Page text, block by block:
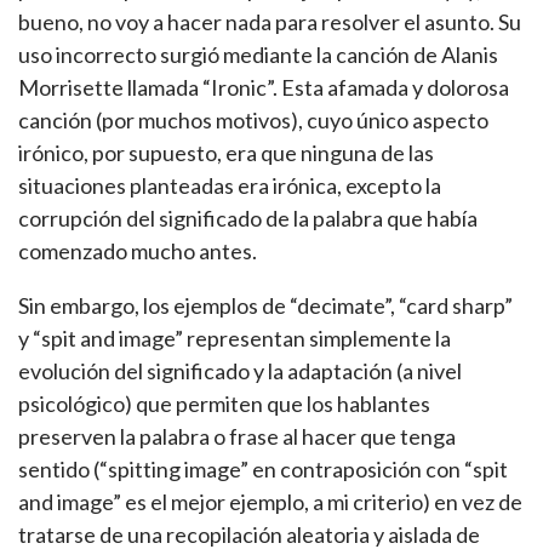
bueno, no voy a hacer nada para resolver el asunto. Su
uso incorrecto surgió mediante la canción de Alanis
Morrisette llamada “Ironic”. Esta afamada y dolorosa
canción (por muchos motivos), cuyo único aspecto
irónico, por supuesto, era que ninguna de las
situaciones planteadas era irónica, excepto la
corrupción del significado de la palabra que había
comenzado mucho antes.
Sin embargo, los ejemplos de “decimate”, “card sharp”
y “spit and image” representan simplemente la
evolución del significado y la adaptación (a nivel
psicológico) que permiten que los hablantes
preserven la palabra o frase al hacer que tenga
sentido (“spitting image” en contraposición con “spit
and image” es el mejor ejemplo, a mi criterio) en vez de
tratarse de una recopilación aleatoria y aislada de